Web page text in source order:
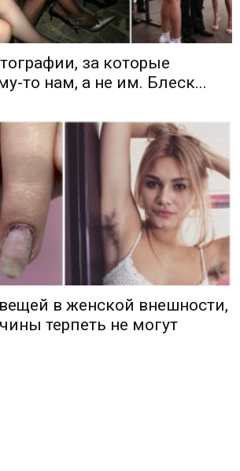
за которые
то нам, а не им. Блеск...
в женской внешности,
терпеть не могут